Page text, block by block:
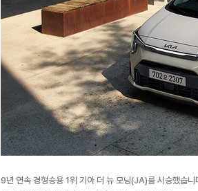
9년 연속 경형승용 1위 기아 더 뉴 모닝(JA)를 시승했습